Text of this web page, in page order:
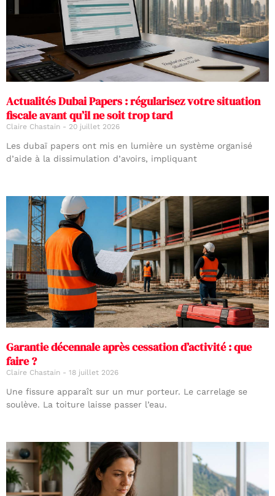
Actualités Dubai Papers : régularisez votre situation
fiscale avant qu’il ne soit trop tard
Claire Chastain 20 juillet 2026
Les dubaï papers ont mis en lumière un système organisé
d’aide à la dissimulation d’avoirs, impliquant
Garantie décennale après cessation d’activité : que
faire ?
Claire Chastain 18 juillet 2026
Une fissure apparaît sur un mur porteur. Le carrelage se
soulève. La toiture laisse passer l’eau.